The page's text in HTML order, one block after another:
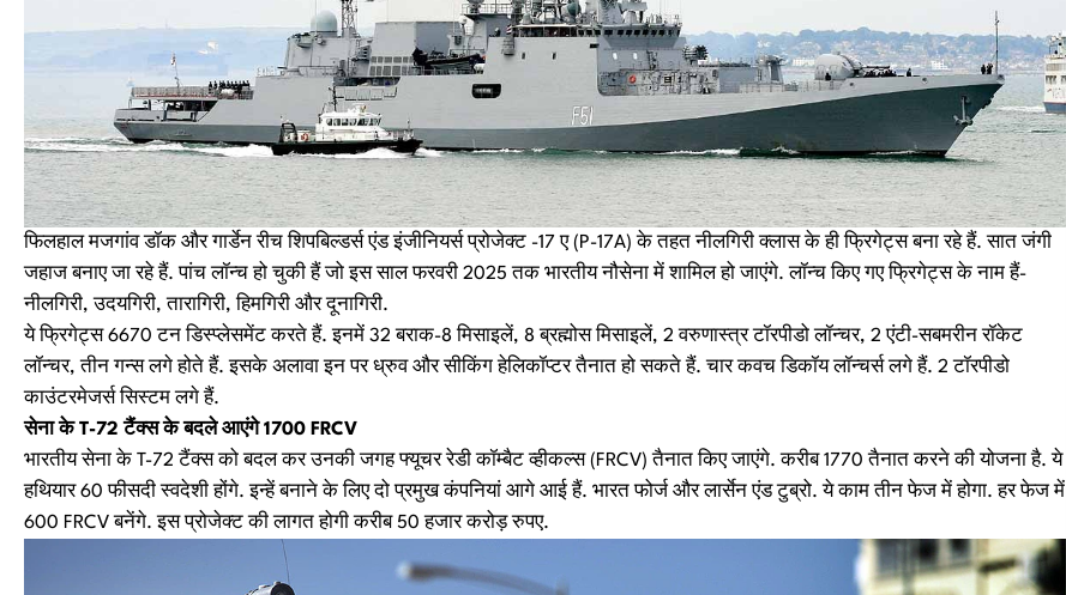
फिलहाल मजगांव डॉक और गार्डेन रीच शिपबिल्डर्स एंड इंजीनियर्स प्रोजेक्ट -17 ए (P-17A) के तहत नीलगिरी क्लास के ही फ्रिगेट्स बना रहे हैं. सात जंगी
जहाज बनाए जा रहे हैं. पांच लॉन्च हो चुकी हैं जो इस साल फरवरी 2025 तक भारतीय नौसेना में शामिल हो जाएंगे. लॉन्च किए गए फ्रिगेट्स के नाम हैं-
नीलगिरी, उदयगिरी, तारागिरी, हिमगिरी और दूनागिरी.
ये फ्रिगेट्स 6670 टन डिस्प्लेसमेंट करते हैं. इनमें 32 बराक-8 मिसाइलें, 8 ब्रह्मोस मिसाइलें, 2 वरुणास्त्र टॉरपीडो लॉन्चर, 2 एंटी-सबमरीन रॉकेट
लॉन्चर, तीन गन्स लगे होते हैं. इसके अलावा इन पर ध्रुव और सीकिंग हेलिकॉप्टर तैनात हो सकते हैं. चार कवच डिकॉय लॉन्चर्स लगे हैं. 2 टॉरपीडो
काउंटरमेजर्स सिस्टम लगे हैं.
सेना के T-72 टैंक्स के बदले आएंगे 1700 FRCV
भारतीय सेना के T-72 टैंक्स को बदल कर उनकी जगह फ्यूचर रेडी कॉम्बैट व्हीकल्स (FRCV) तैनात किए जाएंगे. करीब 1770 तैनात करने की योजना है. ये
हथियार 60 फीसदी स्वदेशी होंगे. इन्हें बनाने के लिए दो प्रमुख कंपनियां आगे आई हैं. भारत फोर्ज और लार्सेन एंड टुब्रो. ये काम तीन फेज में होगा. हर फेज में
600 FRCV बनेंगे. इस प्रोजेक्ट की लागत होगी करीब 50 हजार करोड़ रुपए.